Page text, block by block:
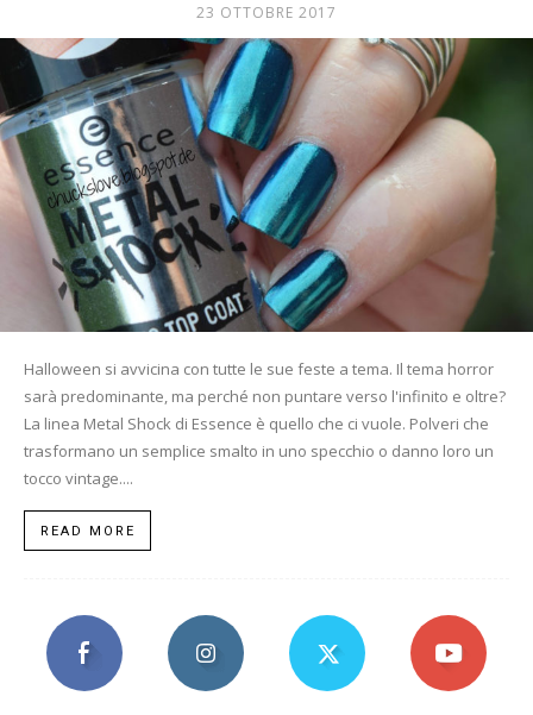
Mania
23 OTTOBRE 2017
Halloween si avvicina con tutte le sue feste a tema. Il tema horror
sarà predominante, ma perché non puntare verso l'infinito e oltre?
La linea Metal Shock di Essence è quello che ci vuole. Polveri che
trasformano un semplice smalto in uno specchio o danno loro un
tocco vintage....
READ MORE